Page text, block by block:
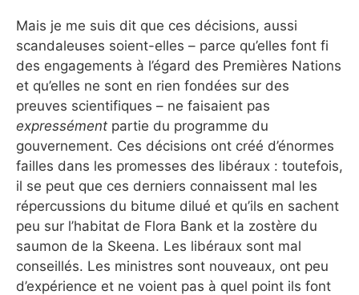
Mais je me suis dit que ces décisions, aussi
scandaleuses soient-elles – parce qu’elles font fi
des engagements à l’égard des Premières Nations
et qu’elles ne sont en rien fondées sur des
preuves scientifiques – ne faisaient pas
expressément partie du programme du
gouvernement. Ces décisions ont créé d’énormes
failles dans les promesses des libéraux : toutefois,
il se peut que ces derniers connaissent mal les
répercussions du bitume dilué et qu’ils en sachent
peu sur l’habitat de Flora Bank et la zostère du
saumon de la Skeena. Les libéraux sont mal
conseillés. Les ministres sont nouveaux, ont peu
d’expérience et ne voient pas à quel point ils font